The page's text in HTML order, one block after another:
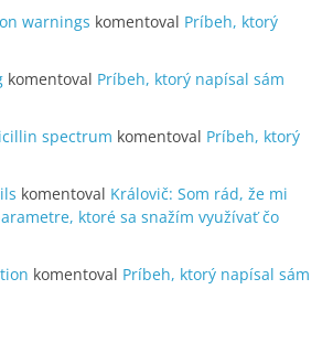
warnings komentoval Príbeh, ktorý
komentoval Príbeh, ktorý napísal sám
spectrum komentoval Príbeh, ktorý
komentoval Královič: Som rád, že mi
ktoré sa snažím využívať čo
komentoval Príbeh, ktorý napísal sám